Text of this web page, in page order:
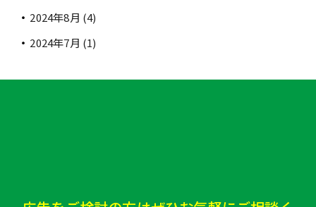
2024年8月 (4)
2024年7月 (1)